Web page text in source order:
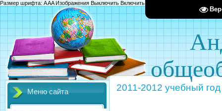
Размер шрифта: AAAИзображения Выключить Включить
Меню сайта 2011-2012 учебный год